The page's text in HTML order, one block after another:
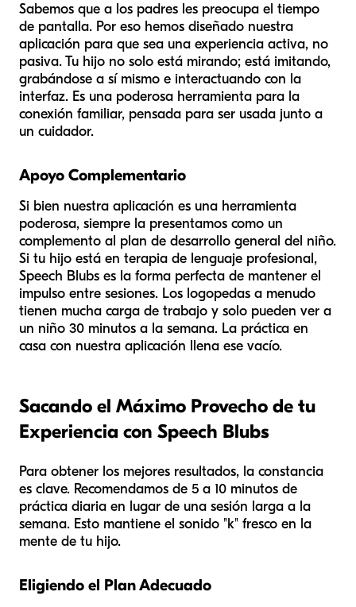
Sabemos que a los padres les preocupa el tiempo
de pantalla. Por eso hemos diseñado nuestra
aplicación para que sea una experiencia activa, no
pasiva. Tu hijo no solo está mirando; está imitando,
grabándose a sí mismo e interactuando con la
interfaz. Es una poderosa herramienta para la
conexión familiar, pensada para ser usada junto a
un cuidador.
Apoyo Complementario
Si bien nuestra aplicación es una herramienta
poderosa, siempre la presentamos como un
complemento al plan de desarrollo general del niño.
Si tu hijo está en terapia de lenguaje profesional,
Speech Blubs es la forma perfecta de mantener el
impulso entre sesiones. Los logopedas a menudo
tienen mucha carga de trabajo y solo pueden ver a
un niño 30 minutos a la semana. La práctica en
casa con nuestra aplicación llena ese vacío.
Sacando el Máximo Provecho de tu
Experiencia con Speech Blubs
Para obtener los mejores resultados, la constancia
es clave. Recomendamos de 5 a 10 minutos de
práctica diaria en lugar de una sesión larga a la
semana. Esto mantiene el sonido "k" fresco en la
mente de tu hijo.
Eligiendo el Plan Adecuado